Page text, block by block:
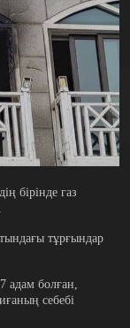
бірінде газ
тұрғындар
адам болған,
себебі